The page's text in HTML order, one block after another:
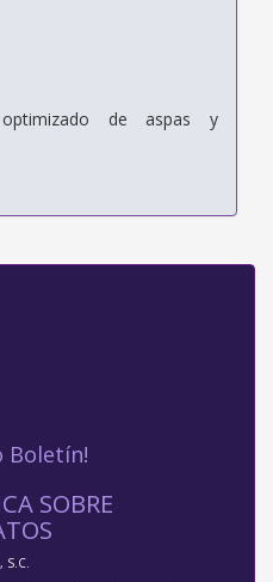
optimizado de aspas y
Boletín!
SOBRE
S.C.